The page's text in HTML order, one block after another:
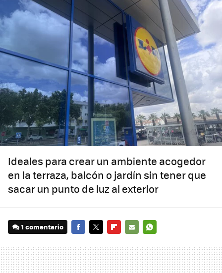
Ideales para crear un ambiente acogedor
en la terraza, balcón o jardín sin tener que
sacar un punto de luz al exterior
1 comentario
MAIL